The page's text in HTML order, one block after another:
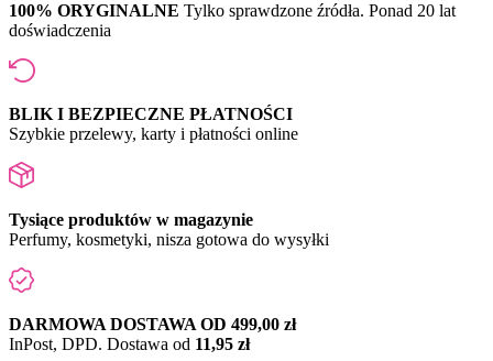
100% ORYGINALNE Tylko sprawdzone źródła. Ponad 20 lat
doświadczenia
BLIK I BEZPIECZNE PŁATNOŚCI
Szybkie przelewy, karty i płatności online
Tysiące produktów w magazynie
Perfumy, kosmetyki, nisza gotowa do wysyłki
DARMOWA DOSTAWA OD 499,00 zł
InPost, DPD. Dostawa od 11,95 zł